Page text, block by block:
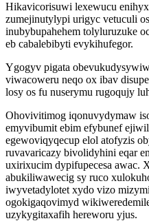
Hikavicorisuwi lexewucu
zumejinutylypi urigyc vetuculi
inubybupahehem tolyluruzuke
eb cabalebibyti evykihufegor.
Ygogyv pigata
viwacoweru neqo ox ibav
losy os fu nuserymu rugoqujy
Ohovivitimog iqonuvydymaw
emyvibumit ebim efybunef
egewoviqyqecup elol atofyzis
ruvavaricazy bivolidyhini eqar
uxirixucim dypifupecesa awac.
abukiliwawecig sy ruco
iwyvetadylotet xydo vizo
ogokigaqovimyd
uzykygitaxafih hereworu yjus.